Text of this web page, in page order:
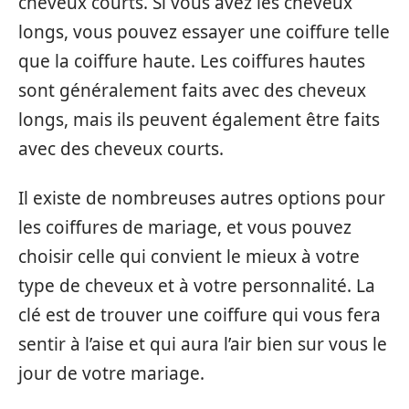
longs, vous pouvez essayer une coiffure telle
que la coiffure haute. Les coiffures hautes
sont généralement faits avec des cheveux
longs, mais ils peuvent également être faits
avec des cheveux courts.
Il existe de nombreuses autres options pour
les coiffures de mariage, et vous pouvez
choisir celle qui convient le mieux à votre
type de cheveux et à votre personnalité. La
clé est de trouver une coiffure qui vous fera
sentir à l’aise et qui aura l’air bien sur vous le
jour de votre mariage.